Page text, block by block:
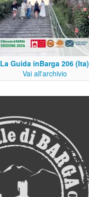
La Guida inBarga 206 (Ita)
Vai all'archivio